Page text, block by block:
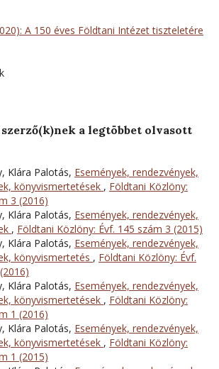
A 150 éves Földtani Intézet tiszteletére
a legtöbbet olvasott
Klára Palotás, Események, rendezvények,
könyvismertetések , Földtani Közlöny:
3 (2016)
Klára Palotás, Események, rendezvények,
, Földtani Közlöny: Évf. 145 szám 3 (2015)
Klára Palotás, Események, rendezvények,
könyvismertetés , Földtani Közlöny: Évf.
Klára Palotás, Események, rendezvények,
könyvismertetések , Földtani Közlöny:
1 (2016)
Klára Palotás, Események, rendezvények,
könyvismertetések , Földtani Közlöny:
1 (2015)